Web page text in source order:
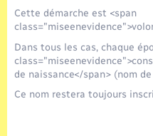
Cette démarche est <span
Dans tous les cas, chaque
de naissance</span> (nom
Ce nom restera toujours